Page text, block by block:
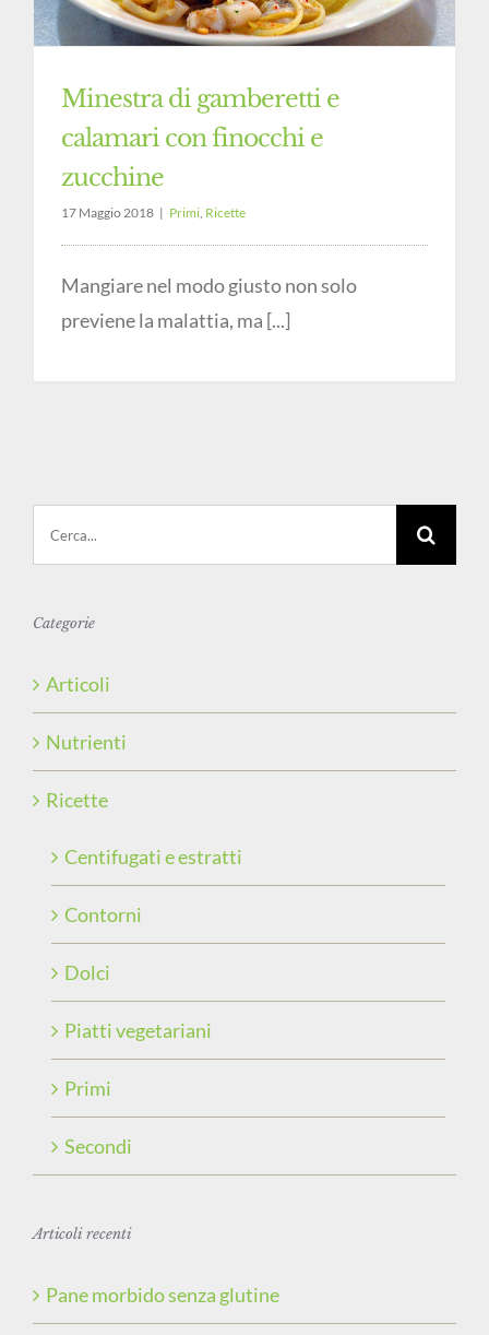
Minestra di gamberetti e
calamari con finocchi e
zucchine
17 Maggio 2018 | Primi, Ricette
Mangiare nel modo giusto non solo
previene la malattia, ma [...]
Categorie
Articoli
Nutrienti
Ricette
Centifugati e estratti
Contorni
Dolci
Piatti vegetariani
Primi
Secondi
Articoli recenti
Pane morbido senza glutine